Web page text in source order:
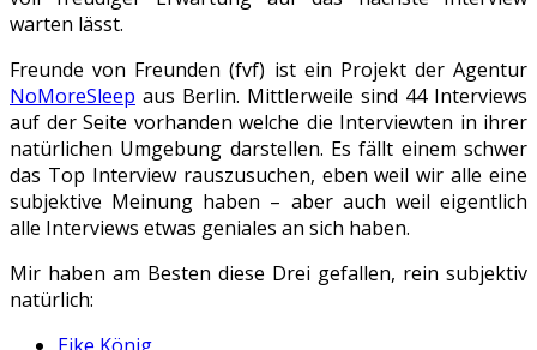
warten lässt.
Freunde von Freunden (fvf) ist ein Projekt der Agentur
NoMoreSleep aus Berlin. Mittlerweile sind 44 Interviews
auf der Seite vorhanden welche die Interviewten in ihrer
natürlichen Umgebung darstellen. Es fällt einem schwer
das Top Interview rauszusuchen, eben weil wir alle eine
subjektive Meinung haben – aber auch weil eigentlich
alle Interviews etwas geniales an sich haben.
Mir haben am Besten diese Drei gefallen, rein subjektiv
natürlich: